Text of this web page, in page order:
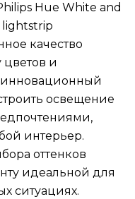
Hue White and
lightstrip
качество
цветов и
инновационный
освещение
интерьер.
оттенков
идеальной для
ситуациях.